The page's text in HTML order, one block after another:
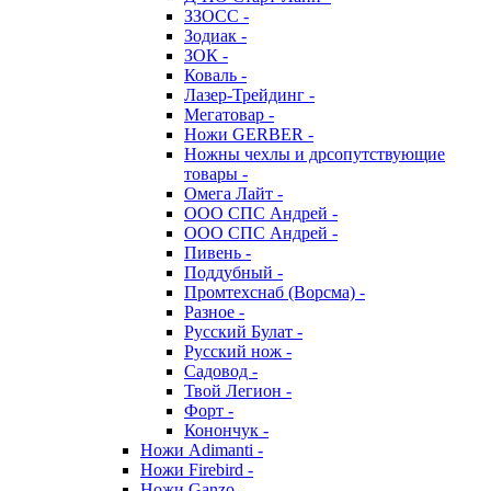
ЗЗОСС -
Зодиак -
ЗОК -
Коваль -
Лазер-Трейдинг -
Мегатовар -
Ножи GERBER -
Ножны чехлы и дрсопутствующие
товары -
Омега Лайт -
ООО СПС Андрей -
ООО СПС Андрей -
Пивень -
Поддубный -
Промтехснаб (Ворсма) -
Разное -
Русский Булат -
Русский нож -
Садовод -
Твой Легион -
Форт -
Конончук -
Ножи Adimanti -
Ножи Firebird -